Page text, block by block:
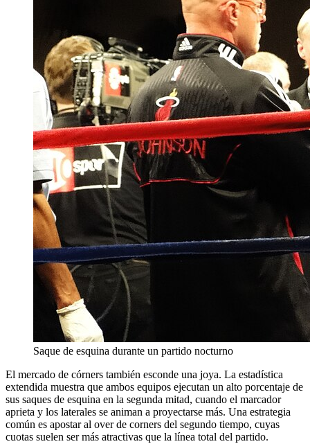
Saque de esquina durante un partido nocturno
El mercado de córners también esconde una joya. La estadística
extendida muestra que ambos equipos ejecutan un alto porcentaje de
sus saques de esquina en la segunda mitad, cuando el marcador
aprieta y los laterales se animan a proyectarse más. Una estrategia
común es apostar al over de corners del segundo tiempo, cuyas
cuotas suelen ser más atractivas que la línea total del partido.